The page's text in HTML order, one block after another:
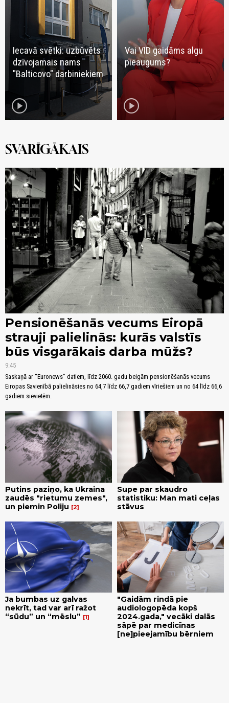
Iecavā svētki: uzbūvēts
dzīvojamais nams
"Balticovo" darbiniekiem
play_circle
Vai VID gaidāms algu
pieaugums?
play_circle
SVARĪGĀKAIS
Pensionēšanās vecums Eiropā
strauji palielinās: kurās valstīs
būs visgarākais darba mūžs?
9:45
Saskaņā ar “Euronews” datiem, līdz 2060. gadu beigām pensionēšanās vecums
Eiropas Savienībā palielināsies no 64,7 līdz 66,7 gadiem vīriešiem un no 64 līdz 66,6
gadiem sievietēm.
Putins paziņo, ka Ukraina
zaudēs "rietumu zemes",
un piemin Poliju
2
Supe par skaudro
statistiku: Man mati ceļas
stāvus
Ja bumbas uz galvas
nekrīt, tad var arī ražot
“sūdu” un “mēslu”
1
"Gaidām rindā pie
audiologopēda kopš
2024.gada," vecāki dalās
sāpē par medicīnas
[ne]pieejamību bērniem